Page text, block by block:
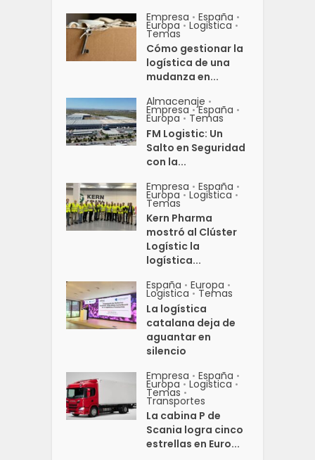
Empresa • España •
Europa • Logistica •
Temas
Cómo gestionar la
logística de una
mudanza en...
Almacenaje •
Empresa • España •
Europa • Temas
FM Logistic: Un
Salto en Seguridad
con la...
Empresa • España •
Europa • Logistica •
Temas
Kern Pharma
mostró al Clúster
Logístic la
logística...
España • Europa •
Logistica • Temas
La logística
catalana deja de
aguantar en
silencio
Empresa • España •
Europa • Logistica •
Temas •
Transportes
La cabina P de
Scania logra cinco
estrellas en Euro...